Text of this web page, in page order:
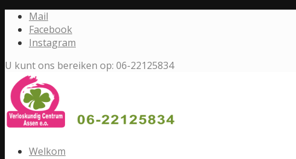
Mail
Facebook
Instagram
U kunt ons bereiken op: 06-22125834
Welkom